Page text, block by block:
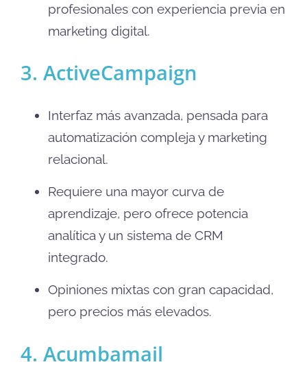
profesionales con experiencia previa en
marketing digital.
3. ActiveCampaign
Interfaz más avanzada, pensada para
automatización compleja y marketing
relacional.
Requiere una mayor curva de
aprendizaje, pero ofrece potencia
analítica y un sistema de CRM
integrado.
Opiniones mixtas con gran capacidad,
pero precios más elevados.
4. Acumbamail